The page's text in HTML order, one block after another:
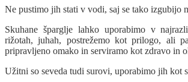
Ne pustimo jih stati v vodi, saj se tako izgubijo
Skuhane šparglje lahko uporabimo v
rižotah, juhah, postrežemo kot prilogo, ali
pripravljeno omako in serviramo kot zdravo in
Užitni so seveda tudi surovi, uporabimo jih kot